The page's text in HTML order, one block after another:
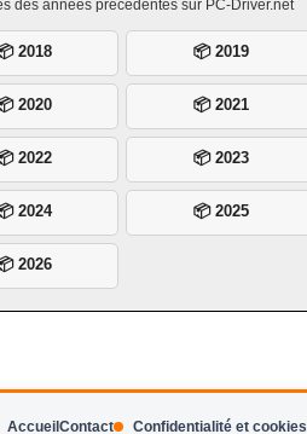
des années précédentes sur PC-Driver.net
2018 📦 2019
2020 📦 2021
2022 📦 2023
2024 📦 2025
2026
Accueil Contact Confidentialité et cookies